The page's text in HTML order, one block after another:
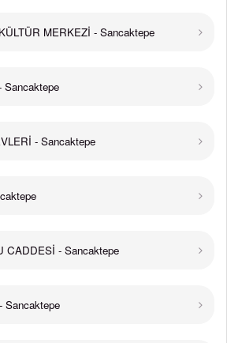
MERKEZİ - Sancaktepe
- Sancaktepe
CADDESİ - Sancaktepe
Sancaktepe